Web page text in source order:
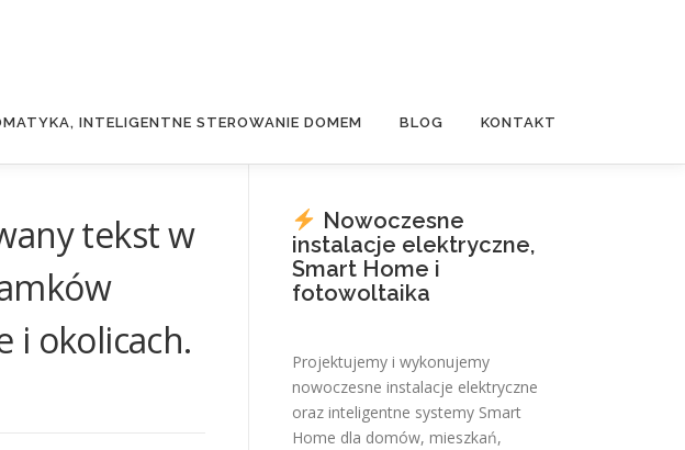
INTELIGENTNE STEROWANIE DOMEM BLOG KONTAKT
tekst w
i okolicach.
Nowoczesne
instalacje elektryczne,
Smart Home i
fotowoltaika
Projektujemy i wykonujemy
nowoczesne instalacje elektryczne
oraz inteligentne systemy Smart
Home dla domów, mieszkań,